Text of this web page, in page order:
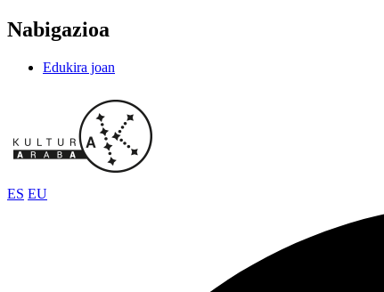
Nabigazioa
Edukira joan
ES EU